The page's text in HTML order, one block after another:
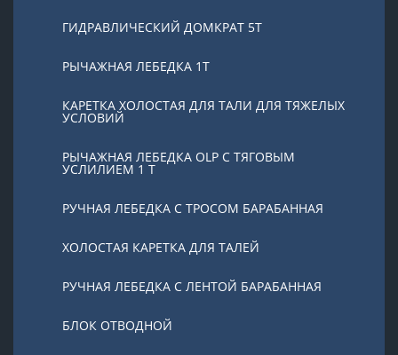
ГИДРАВЛИЧЕСКИЙ ДОМКРАТ 5T
РЫЧАЖНАЯ ЛЕБЕДКА 1Т
КАРЕТКА ХОЛОСТАЯ ДЛЯ ТАЛИ ДЛЯ ТЯЖЕЛЫХ
УСЛОВИЙ
РЫЧАЖНАЯ ЛЕБЕДКА OLP С ТЯГОВЫМ
УСЛИЛИЕМ 1 Т
РУЧНАЯ ЛЕБЕДКА С ТРОСОМ БАРАБАННАЯ
ХОЛОСТАЯ КАРЕТКА ДЛЯ ТАЛЕЙ
РУЧНАЯ ЛЕБЕДКА С ЛЕНТОЙ БАРАБАННАЯ
БЛОК ОТВОДНОЙ